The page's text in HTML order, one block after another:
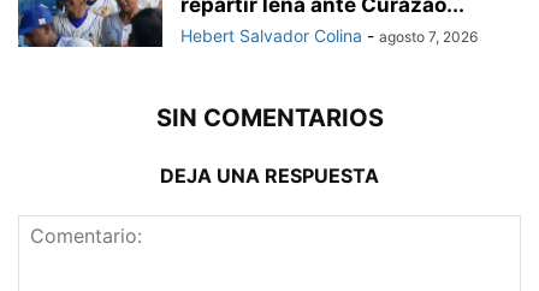
repartir leña ante Curazao...
Hebert Salvador Colina - agosto 7, 2026
SIN COMENTARIOS
DEJA UNA RESPUESTA